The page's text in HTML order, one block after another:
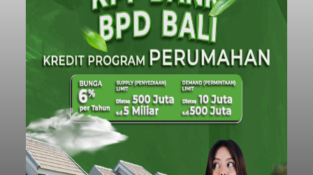
Diduga Ilegal, Satpol PP
Hentikan Aktivitas
Pengerukan Lahan di
Temukus